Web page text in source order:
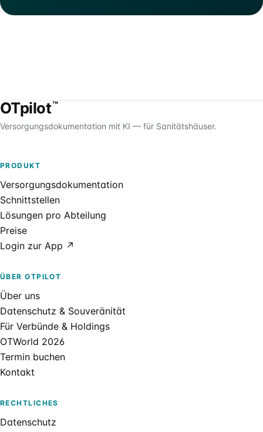
OTpilot™
Versorgungsdokumentation mit KI — für Sanitätshäuser.
PRODUKT
Versorgungsdokumentation
Schnittstellen
Lösungen pro Abteilung
Preise
Login zur App ↗
ÜBER OTPILOT
Über uns
Datenschutz & Souveränität
Für Verbünde & Holdings
OTWorld 2026
Termin buchen
Kontakt
RECHTLICHES
Datenschutz